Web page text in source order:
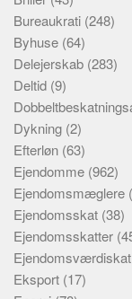
Bureaukrati (248)
Byhuse (64)
Delejerskab (283)
Deltid (9)
Dykning (2)
Efterløn (63)
Ejendomme (962)
Ejendomsmæglere
Ejendomsskat (38)
Ejendomsskatter
Ejendomsværdiskat
Eksport (17)